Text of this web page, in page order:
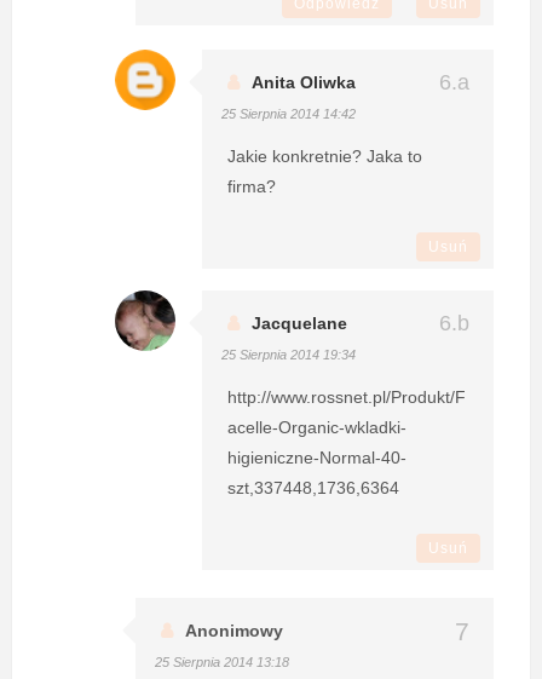
Odpowiedz Usuń
Anita Oliwka
25 Sierpnia 2014 14:42
Jakie konkretnie? Jaka to
firma?
Usuń
Jacquelane
25 Sierpnia 2014 19:34
http://www.rossnet.pl/Produkt/F
acelle-Organic-wkladki-
higieniczne-Normal-40-
szt,337448,1736,6364
Usuń
Anonimowy
25 Sierpnia 2014 13:18